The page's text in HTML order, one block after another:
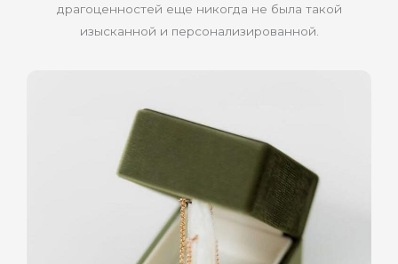
драгоценностей еще никогда не была такой
изысканной и персонализированной.